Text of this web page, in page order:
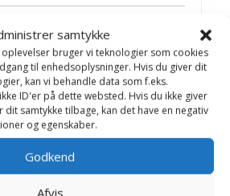
samtykke
bruger vi teknologier som cookies
til enhedsoplysninger. Hvis du giver dit
kan vi behandle data som f.eks.
ID'er på dette websted. Hvis du ikke giver
samtykke tilbage, kan det have en negativ
og egenskaber.
Godkend
Afvis
om bekæmpelse af mund-